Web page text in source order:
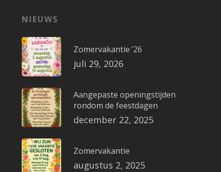
NIEUWS
Zomervakantie ’26
juli 29, 2026
Aangepaste openingstijden
rondom de feestdagen
december 22, 2025
Zomervakantie
augustus 2, 2025